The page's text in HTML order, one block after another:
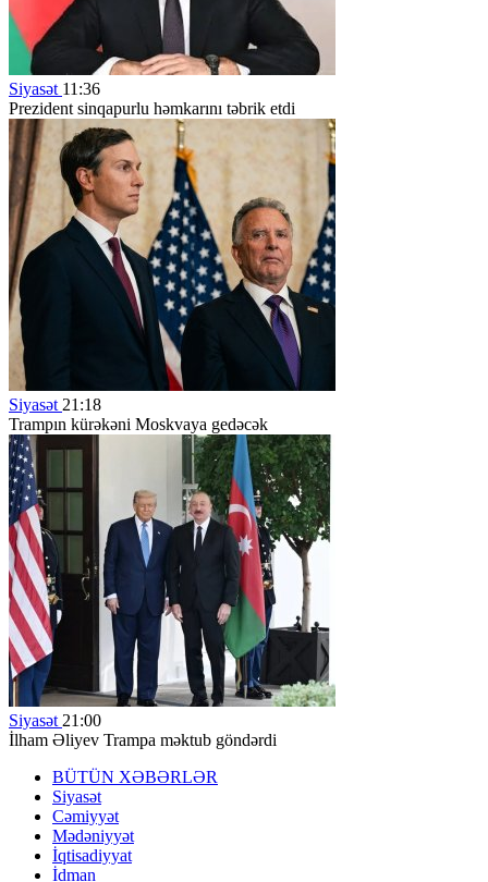
Siyasət 11:36
Prezident sinqapurlu həmkarını təbrik etdi
Siyasət 21:18
Trampın kürəkəni Moskvaya gedəcək
Siyasət 21:00
İlham Əliyev Trampa məktub göndərdi
BÜTÜN XƏBƏRLƏR
Siyasət
Cəmiyyət
Mədəniyyət
İqtisadiyyat
İdman